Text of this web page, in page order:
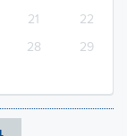
21
22
28
29